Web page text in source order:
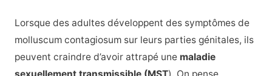
Lorsque des adultes développent des symptômes de
molluscum contagiosum sur leurs parties génitales, ils
peuvent craindre d’avoir attrapé une maladie